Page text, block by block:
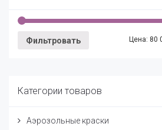
Фильтровать Цена: 80
Категории товаров
Аэрозольные краски